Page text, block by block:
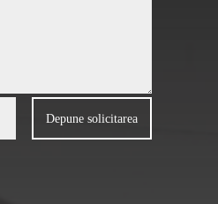
Depune solicitarea